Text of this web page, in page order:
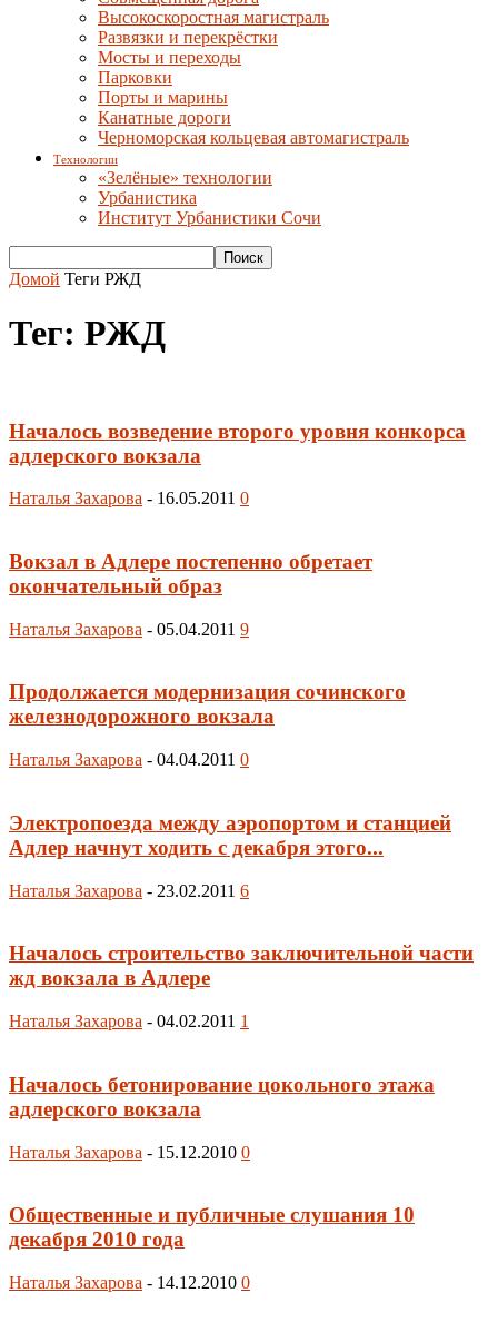
Высокоскоростная магистраль
Развязки и перекрёстки
Мосты и переходы
Парковки
Порты и марины
Канатные дороги
Черноморская кольцевая автомагистраль
Технологии
«Зелёные» технологии
Урбанистика
Институт Урбанистики Сочи
Домой Теги РЖД
Тег: РЖД
Началось возведение второго уровня конкорса
адлерского вокзала
Наталья Захарова - 16.05.2011 0
Вокзал в Адлере постепенно обретает
окончательный образ
Наталья Захарова - 05.04.2011 9
Продолжается модернизация сочинского
железнодорожного вокзала
Наталья Захарова - 04.04.2011 0
Электропоезда между аэропортом и станцией
Адлер начнут ходить с декабря этого...
Наталья Захарова - 23.02.2011 6
Началось строительство заключительной части
жд вокзала в Адлере
Наталья Захарова - 04.02.2011 1
Началось бетонирование цокольного этажа
адлерского вокзала
Наталья Захарова - 15.12.2010 0
Общественные и публичные слушания 10
декабря 2010 года
Наталья Захарова - 14.12.2010 0